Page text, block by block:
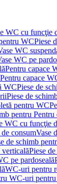
WC cu funcţie
WCPiese
WC
WC pe
Pentru capace
capace
WCPiese de
Piese de
pentru WC
pentru
WC cu funcţie
consumVase
de schimb
Piese
pe pardoseală
WC-uri pentru
WC-uri